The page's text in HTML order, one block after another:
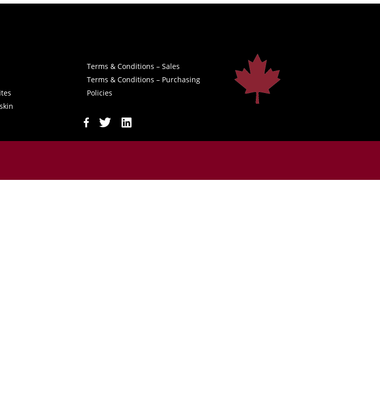
Terms & Conditions – Sales
Terms & Conditions – Purchasing
Policies